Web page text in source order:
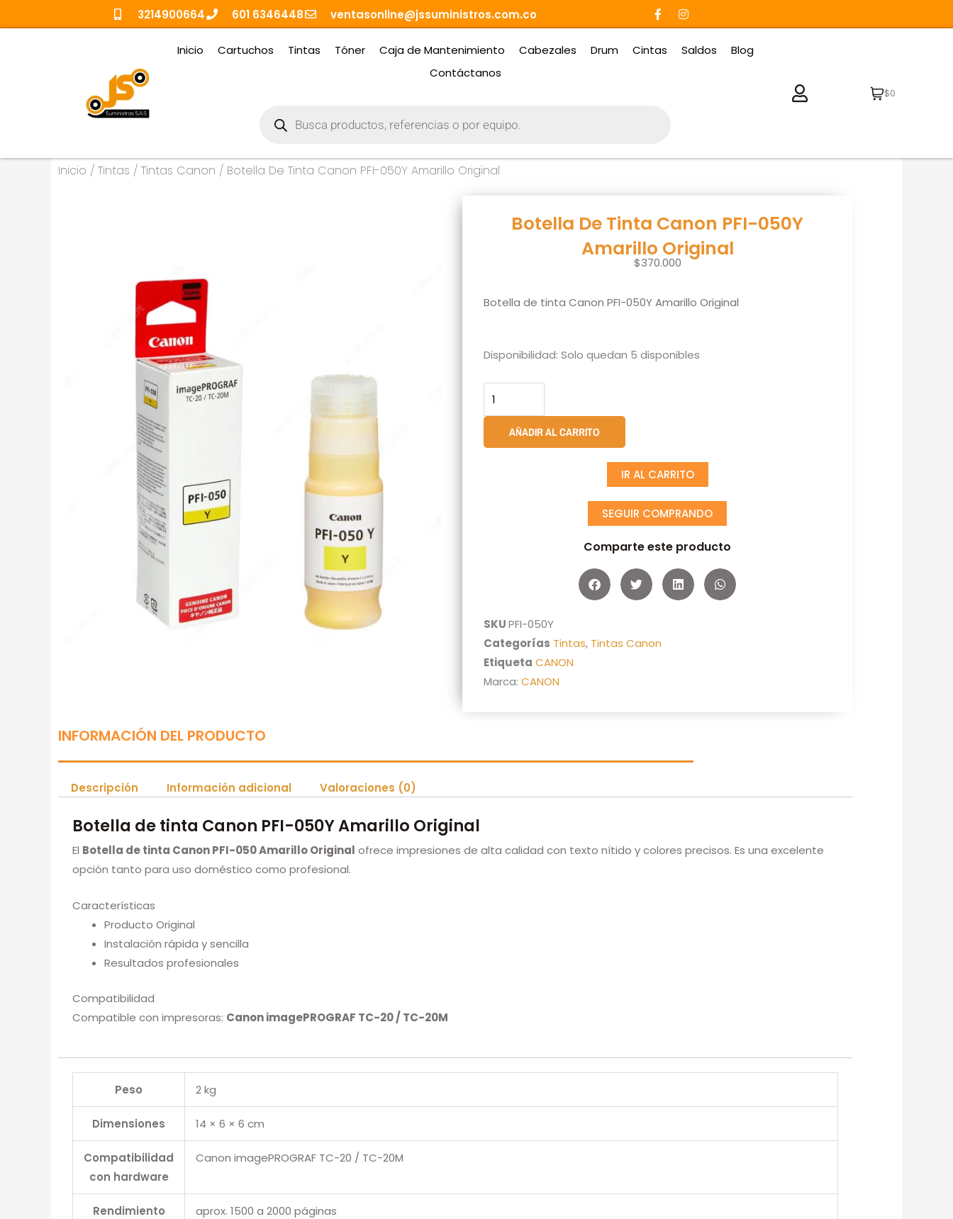
al
3214900664 601 6346448 ventasonline@jssuministros.com.co F
a
c
b
I
n
s
a
Inicio Cartuchos Tintas Tóner Caja de Mantenimiento Cabezales Drum Cintas Saldos
Blog
Contáctanos
productos
$0
Inicio / Tintas / Tintas Canon / Botella De Tinta Canon PFI-050Y Amarillo Original
Botella De Tinta Canon PFI-050Y
Amarillo Original
$370.000
Botella de tinta Canon PFI-050Y Amarillo Original
Disponibilidad: Solo quedan 5 disponibles
Botella
Tinta
050Y
AÑADIR AL CARRITO
IR AL CARRITO
SEGUIR COMPRANDO
Comparte este producto
SKUPFI-050Y
Categorías Tintas, Tintas Canon
Etiqueta CANON
Marca: CANON
INFORMACIÓN DEL PRODUCTO
Descripción Información adicional Valoraciones (0)
Botella de tinta Canon PFI-050Y Amarillo Original
El Botella de tinta Canon PFI-050 Amarillo Original ofrece impresiones de alta calidad con texto nítido y colores precisos. Es una excelente
opción tanto para uso doméstico como profesional.
Características
Producto Original
Instalación rápida y sencilla
Resultados profesionales
Compatibilidad
Compatible con impresoras: Canon imagePROGRAF TC-20 / TC-20M
Peso 2 kg
Dimensiones 14 × 6 × 6 cm
Compatibilidad
con hardware
Canon imagePROGRAF TC-20 / TC-20M
Rendimiento aprox. 1500 a 2000 páginas